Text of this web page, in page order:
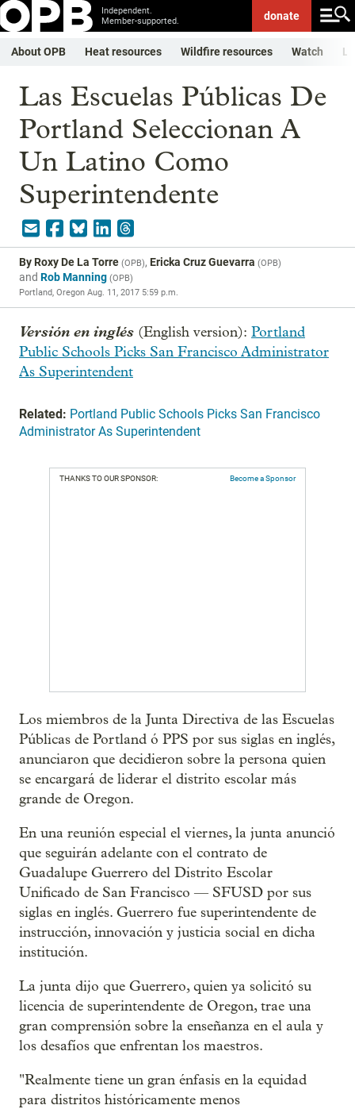
Independent.
Member-supported.
donate
About OPB Heat resources Wildfire resources Watch
Las Escuelas Públicas De
Portland Seleccionan A
Un Latino Como
Superintendente
ByRoxy De La Torre (OPB), Ericka Cruz Guevarra (OPB)
and Rob Manning (OPB)
Portland, Oregon Aug. 11, 2017 5:59 p.m.
Versión en inglés (English version): Portland
Public Schools Picks San Francisco Administrator
As Superintendent
Related: Portland Public Schools Picks San Francisco
Administrator As Superintendent
THANKS TO OUR SPONSOR: Become a Sponsor
Los miembros de la Junta Directiva de las Escuelas
Públicas de Portland ó PPS por sus siglas en inglés,
anunciaron que decidieron sobre la persona quien
se encargará de liderar el distrito escolar más
grande de Oregon.
En una reunión especial el viernes, la junta anunció
que seguirán adelante con el contrato de
Guadalupe Guerrero del Distrito Escolar
Unificado de San Francisco — SFUSD por sus
siglas en inglés. Guerrero fue superintendente de
instrucción, innovación y justicia social en dicha
institución.
La junta dijo que Guerrero, quien ya solicitó su
licencia de superintendente de Oregon, trae una
gran comprensión sobre la enseñanza en el aula y
los desafíos que enfrentan los maestros.
"Realmente tiene un gran énfasis en la equidad
para distritos históricamente menos